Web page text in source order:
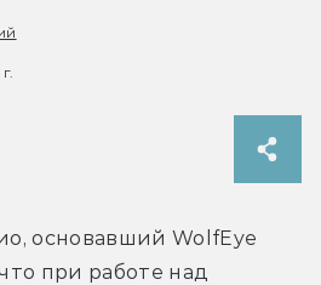
основавший WolfEye
при работе над